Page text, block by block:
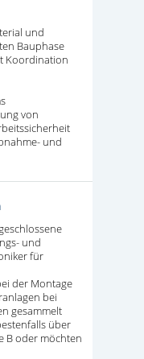
und
Bauphase
Koordination
von
und
und
für
der Montage
bei
gesammelt
über
B oder möchten